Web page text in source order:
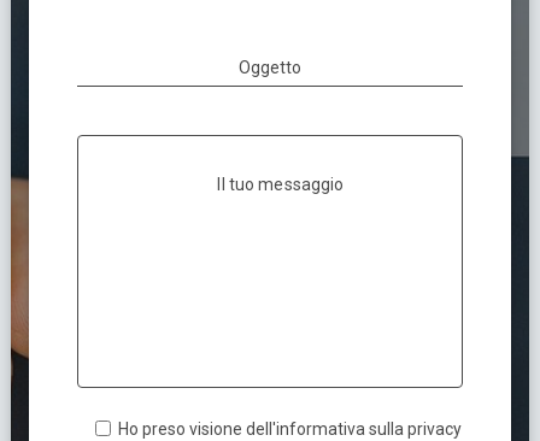
Oggetto
Il tuo messaggio
Ho preso visione dell'informativa sulla privacy